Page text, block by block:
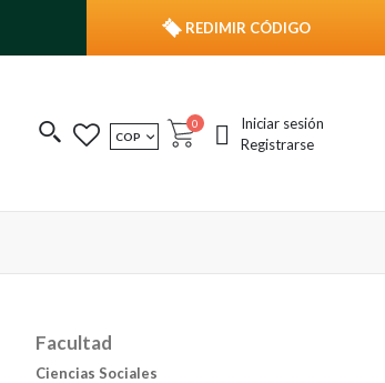
REDIMIR CÓDIGO
MONEDA
COP Cart
0 publicacionesIniciar sesión
Registrarse
Facultad
Ciencias Sociales